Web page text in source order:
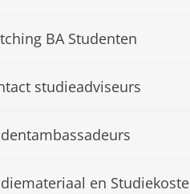
BA Studenten
studieadviseurs
en